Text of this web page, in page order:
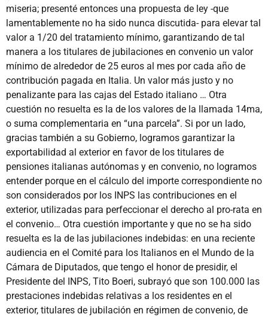
miseria; presenté entonces una propuesta de ley -que
lamentablemente no ha sido nunca discutida- para elevar tal
valor a 1/20 del tratamiento mínimo, garantizando de tal
manera a los titulares de jubilaciones en convenio un valor
mínimo de alrededor de 25 euros al mes por cada año de
contribución pagada en Italia. Un valor más justo y no
penalizante para las cajas del Estado italiano … Otra
cuestión no resuelta es la de los valores de la llamada 14ma,
o suma complementaria en “una parcela”. Si por un lado,
gracias también a su Gobierno, logramos garantizar la
exportabilidad al exterior en favor de los titulares de
pensiones italianas autónomas y en convenio, no logramos
entender porque en el cálculo del importe correspondiente no
son considerados por los INPS las contribuciones en el
exterior, utilizadas para perfeccionar el derecho al pro-rata en
el convenio… Otra cuestión importante y que no se ha sido
resuelta es la de las jubilaciones indebidas: en una reciente
audiencia en el Comité para los Italianos en el Mundo de la
Cámara de Diputados, que tengo el honor de presidir, el
Presidente del INPS, Tito Boeri, subrayó que son 100.000 las
prestaciones indebidas relativas a los residentes en el
exterior, titulares de jubilación en régimen de convenio, de